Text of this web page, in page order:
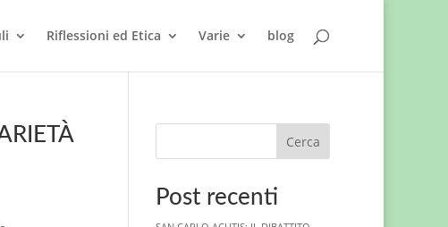
Riflessioni ed Etica Varie blog
Cerca
Post recenti